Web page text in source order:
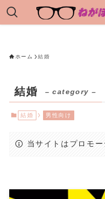
ホーム 結婚
結婚 – category –
結婚 男性向け
当サイトはプロモ